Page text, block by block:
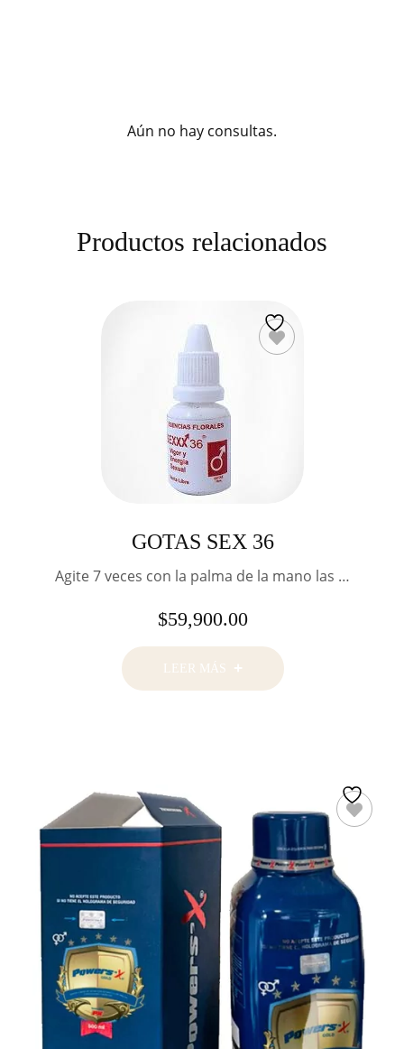
Aún no hay consultas.
Productos relacionados
GOTAS SEX 36
Agite 7 veces con la palma de la mano las …
$59,900.00
LEER MÁS